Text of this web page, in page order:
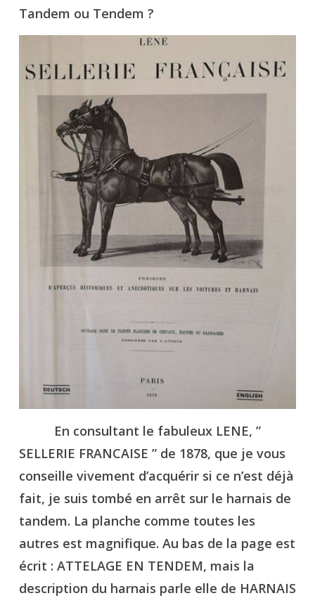
Tandem ou Tendem ?
En consultant le fabuleux LENE, ”
SELLERIE FRANCAISE ” de 1878, que je vous
conseille vivement d’acquérir si ce n’est déjà
fait, je suis tombé en arrêt sur le harnais de
tandem. La planche comme toutes les
autres est magnifique. Au bas de la page est
écrit : ATTELAGE EN TENDEM, mais la
description du harnais parle elle de HARNAIS